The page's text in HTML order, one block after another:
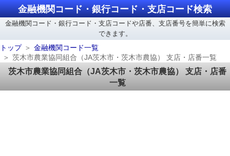
金融機関コード・銀行コード・支店コード検索
金融機関コード・銀行コード・支店コードや店番、支店番号を簡単に検索
できます。
トップ
金融機関コード一覧
茨木市農業協同組合（JA茨木市・茨木市農協） 支店・店番一覧
茨木市農業協同組合（JA茨木市・茨木市農協） 支店・店番
一覧